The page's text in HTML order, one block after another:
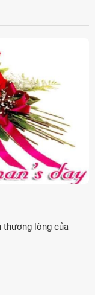
thương lòng của